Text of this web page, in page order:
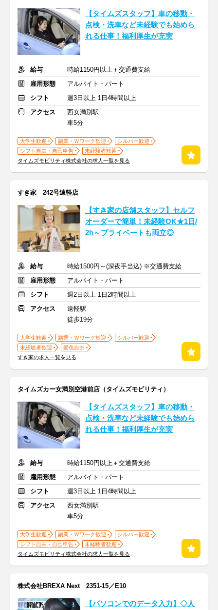
【タイムズスタッフ】車の移動・
点検・洗車など未経験でも始めら
れる仕事！福利厚生が充実
給与
時給1150円以上＋交通費支給
雇用形態
アルバイト・パート
シフト
週3日以上 1日4時間以上
アクセス
西女満別駅
車5分
大学生歓迎 副業・Ｗワーク歓迎
シルバー歓迎
シフト自由・自己申告
未経験者歓迎
タイムズモビリティ株式会社の求人一覧を見る
すき家 242号遠軽店
【すき家の店舗スタッフ】セルフ
オーダーで簡単！未経験OK★1日/
2h～プライベートも両立◎
給与
時給1500円～(深夜手当込) ※交通費支給
雇用形態
アルバイト・パート
シフト
週2日以上 1日2時間以上
アクセス
遠軽駅
徒歩19分
大学生歓迎 副業・Ｗワーク歓迎
シルバー歓迎
未経験者歓迎
髪色自由
すき家の求人一覧を見る
タイムズカー女満別空港前店（タイムズモビリティ）
【タイムズスタッフ】車の移動・
点検・洗車など未経験でも始めら
れる仕事！福利厚生が充実
給与
時給1150円以上＋交通費支給
雇用形態
アルバイト・パート
シフト
週3日以上 1日4時間以上
アクセス
西女満別駅
車5分
大学生歓迎 副業・Ｗワーク歓迎
シルバー歓迎
シフト自由・自己申告
未経験者歓迎
タイムズモビリティ株式会社の求人一覧を見る
株式会社BREXA Next 2351-15／E10
【パソコンでのデータ入力】◇人